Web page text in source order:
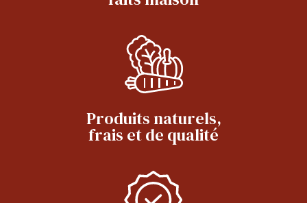
Produits naturels,
frais et de qualité